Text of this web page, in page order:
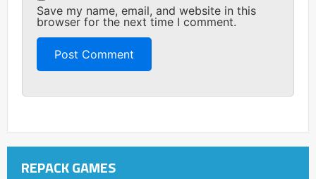
Save my name, email, and website in this
browser for the next time I comment.
REPACK GAMES